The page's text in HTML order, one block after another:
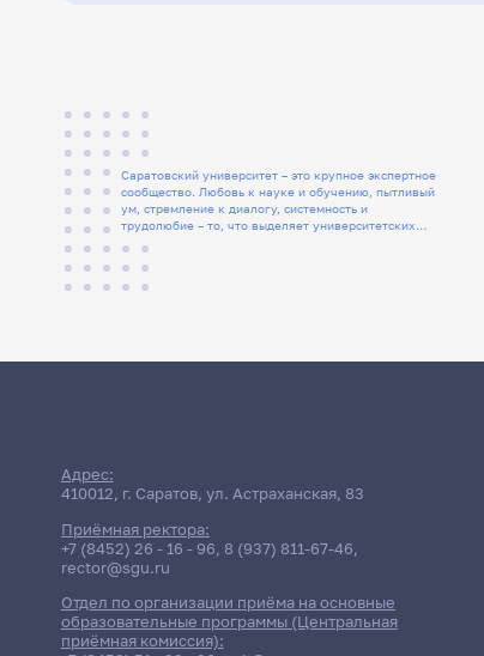
Саратовский университет – это крупное экспертное
сообщество. Любовь к науке и обучению, пытливый
ум, стремление к диалогу, системность и
трудолюбие – то, что выделяет университетских
Адрес:
410012, г. Саратов, ул. Астраханская, 83
Приёмная ректора:
+7 (8452) 26 - 16 - 96, 8 (937) 811-67-46,
rector@sgu.ru
Отдел по организации приёма на основные
образовательные программы (Центральная
приёмная комиссия):